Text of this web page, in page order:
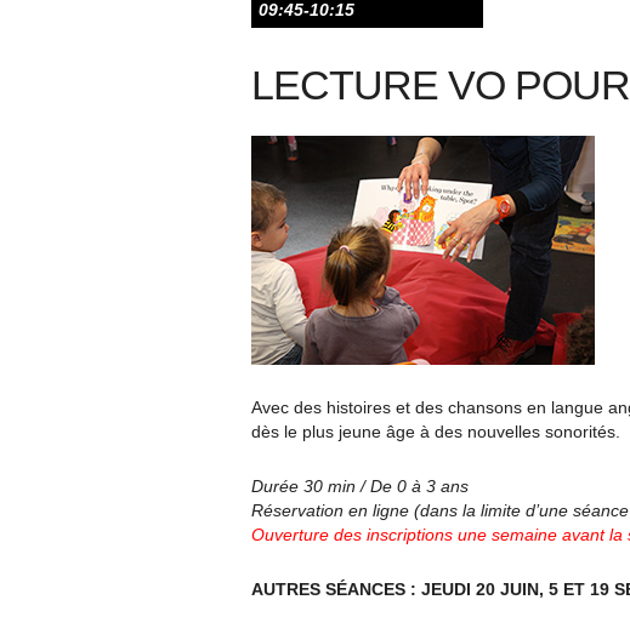
09:45-10:15
LECTURE VO
Avec des histoires et des chansons en langue
dès le plus jeune âge à des nouvelles sonorités.
Durée 30 min / De 0 à 3 ans
Réservation en ligne (dans la limite d’une
Ouverture des inscriptions une semaine avant la
AUTRES SÉANCES : JEUDI 20 JUIN, 5 ET 19